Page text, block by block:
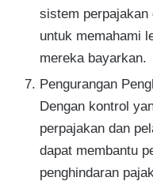
sistem perpajakan
untuk memahami
mereka bayarkan.
Pengurangan
Dengan kontrol
perpajakan dan
dapat membantu
penghindaran